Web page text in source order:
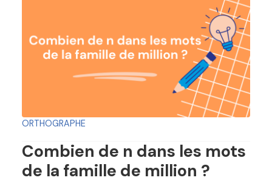
ORTHOGRAPHE
Combien de n dans les mots
de la famille de million ?